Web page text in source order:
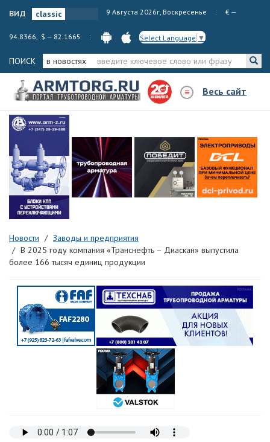
вид 9 Августа 2026г, Воскресенье € —
94.8366, $ — 82.1665 Select Language ▼
ПОИСК в новостях
Весь сайт
Новости
Заводы и предприятия
В 2025 году компания «Транснефть – Диаскан» выпустила
более 166 тысяч единиц продукции